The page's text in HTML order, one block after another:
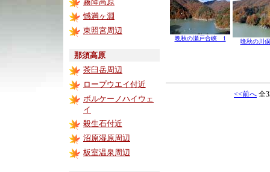
憾満ヶ淵
東照宮周辺
那須高原
茶臼岳周辺
ロープウエイ付近
ボルケーノハイウェ
イ
殺生石付近
沼原湿原周辺
板室温泉周辺
晩秋の瀬戸合峡 1 晩秋の川
<<前へ 全